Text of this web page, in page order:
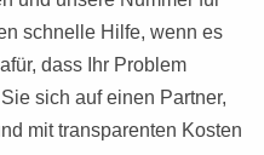
schnelle Hilfe, wenn es
dass Ihr Problem
sich auf einen Partner,
mit transparenten Kosten